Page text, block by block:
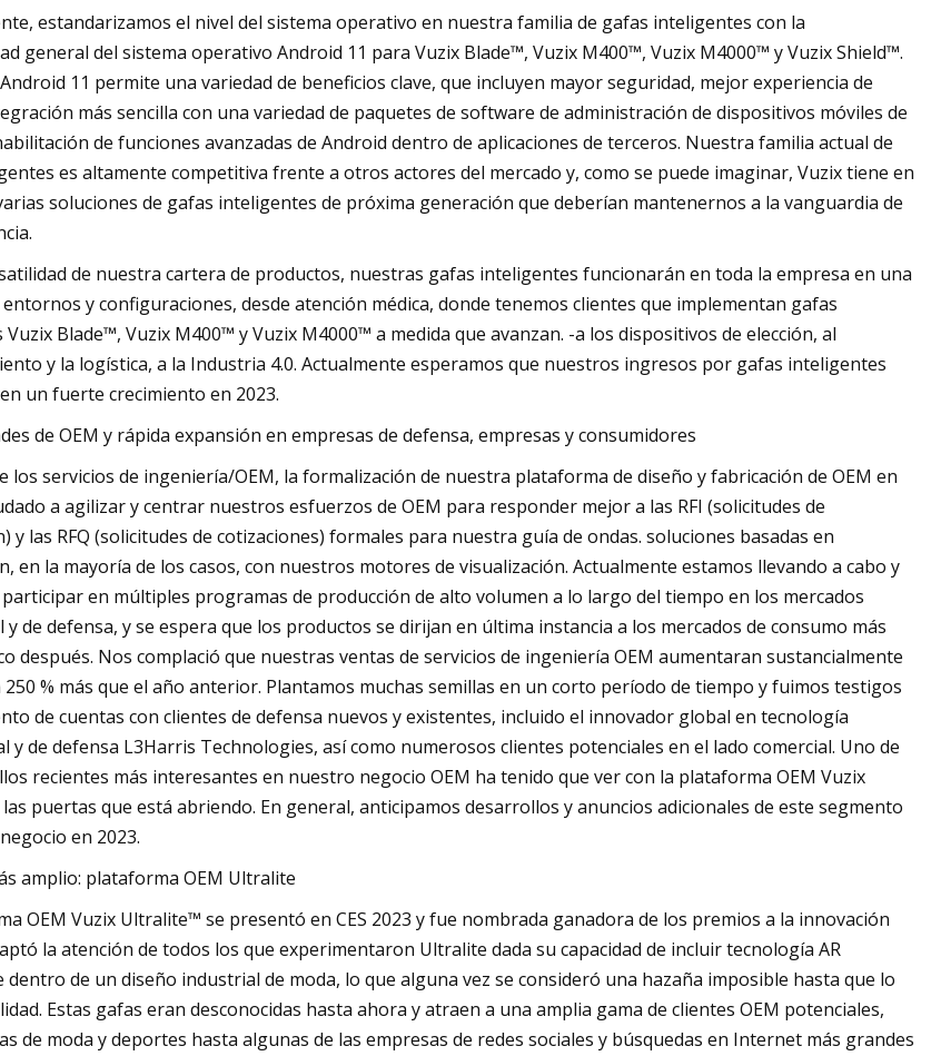
estandarizamos el nivel del sistema operativo en nuestra familia de gafas inteligentes con la
general del sistema operativo Android 11 para Vuzix Blade™, Vuzix M400™, Vuzix M4000™ y Vuzix Shield™.
Android 11 permite una variedad de beneficios clave, que incluyen mayor seguridad, mejor experiencia de
más sencilla con una variedad de paquetes de software de administración de dispositivos móviles de
de funciones avanzadas de Android dentro de aplicaciones de terceros. Nuestra familia actual de
es altamente competitiva frente a otros actores del mercado y, como se puede imaginar, Vuzix tiene en
soluciones de gafas inteligentes de próxima generación que deberían mantenernos a la vanguardia de
de nuestra cartera de productos, nuestras gafas inteligentes funcionarán en toda la empresa en una
y configuraciones, desde atención médica, donde tenemos clientes que implementan gafas
Blade™, Vuzix M400™ y Vuzix M4000™ a medida que avanzan. -a los dispositivos de elección, al
y la logística, a la Industria 4.0. Actualmente esperamos que nuestros ingresos por gafas inteligentes
un fuerte crecimiento en 2023.
de OEM y rápida expansión en empresas de defensa, empresas y consumidores
los servicios de ingeniería/OEM, la formalización de nuestra plataforma de diseño y fabricación de OEM en
a agilizar y centrar nuestros esfuerzos de OEM para responder mejor a las RFI (solicitudes de
y las RFQ (solicitudes de cotizaciones) formales para nuestra guía de ondas. soluciones basadas en
en la mayoría de los casos, con nuestros motores de visualización. Actualmente estamos llevando a cabo y
en múltiples programas de producción de alto volumen a lo largo del tiempo en los mercados
y de defensa, y se espera que los productos se dirijan en última instancia a los mercados de consumo más
después. Nos complació que nuestras ventas de servicios de ingeniería OEM aumentaran sustancialmente
250 % más que el año anterior. Plantamos muchas semillas en un corto período de tiempo y fuimos testigos
de cuentas con clientes de defensa nuevos y existentes, incluido el innovador global en tecnología
y de defensa L3Harris Technologies, así como numerosos clientes potenciales en el lado comercial. Uno de
recientes más interesantes en nuestro negocio OEM ha tenido que ver con la plataforma OEM Vuzix
puertas que está abriendo. En general, anticipamos desarrollos y anuncios adicionales de este segmento
en 2023.
amplio: plataforma OEM Ultralite
OEM Vuzix Ultralite™ se presentó en CES 2023 y fue nombrada ganadora de los premios a la innovación
la atención de todos los que experimentaron Ultralite dada su capacidad de incluir tecnología AR
dentro de un diseño industrial de moda, lo que alguna vez se consideró una hazaña imposible hasta que lo
Estas gafas eran desconocidas hasta ahora y atraen a una amplia gama de clientes OEM potenciales,
de moda y deportes hasta algunas de las empresas de redes sociales y búsquedas en Internet más grandes